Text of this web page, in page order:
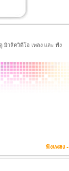
มิวสิควิดีโอ เพลง และ ฟัง
ฟังเพลง -